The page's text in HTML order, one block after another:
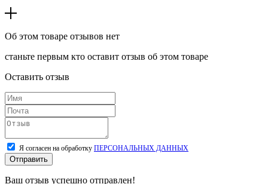
Об этом товаре отзывов нет
станьте первым кто оставит отзыв об этом товаре
Оставить отзыв
Я согласен на обработку ПЕРСОНАЛЬНЫХ ДАННЫХ
Отправить
Ваш отзыв успешно отправлен!